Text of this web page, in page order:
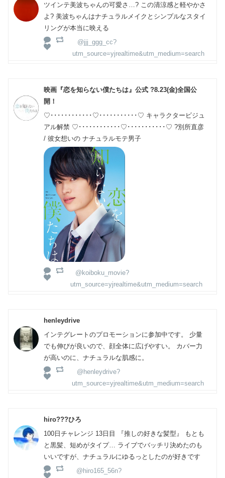
ツインテ美波ちゃんの可愛さ…? この清涼感と軽やかさ
よ? 美波ちゃんはナチュラルメイクとシンプルなスタイ
リングが本当に映える
@jjj_ggg_cc?
utm_source=yjrealtime&utm_medium=search
映画『恋を知らない僕たちは』公式 ?8.23(金)全国公
開！
♡････････････♡･･･････････♡ キャラクタービジュ
アル解禁 ♡････････････♡･･･････････♡ ?別所直彦
/ 彼女想いの ナチュラルモテ男子
@koiboku_movie?
utm_source=yjrealtime&utm_medium=search
henleydrive
インテグレートのプロモーションに参加中です。 少量
でも伸びが良いので、顔全体に広げやすい。 カバー力
が高いのに、ナチュラルな肌感に。
@henleydrive?
utm_source=yjrealtime&utm_medium=search
hiro???ひろ
100日チャレンジ 13日目 『推しの好きな髪型』 もとも
と黒髪、短めがタイプ… ライブでバッチリ決めたのも
いいですが、ナチュラルにゆるっとしたのが好きです
@hiro165_56n?